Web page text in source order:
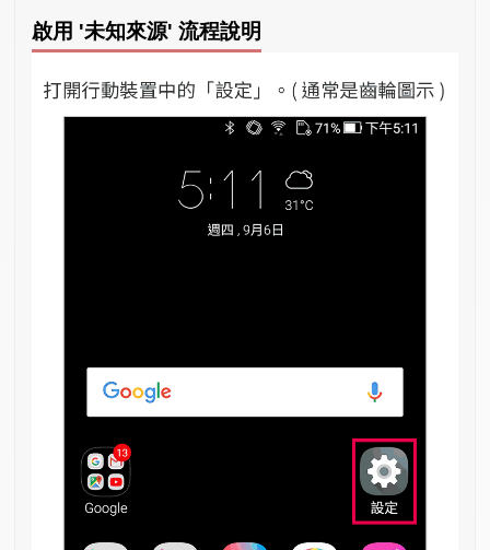
啟用 '未知來源' 流程說明